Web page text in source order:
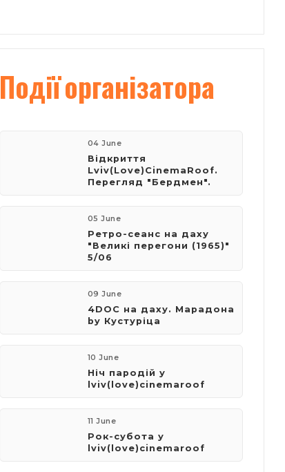
Подіїорганізатора
04 June
Відкриття
Lviv(Love)CinemaRoof.
Перегляд "Бердмен".
05 June
Ретро-сеанс на даху
"Великі перегони (1965)"
5/06
09 June
4DOC на даху. Марадона
by Кустуріца
10 June
Ніч пародій у
lviv(love)cinemaroof
11 June
Рок-субота у
lviv(love)cinemaroof